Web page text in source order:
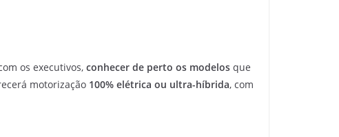
os executivos, conhecer de perto os modelos que
motorização 100% elétrica ou ultra-híbrida, com